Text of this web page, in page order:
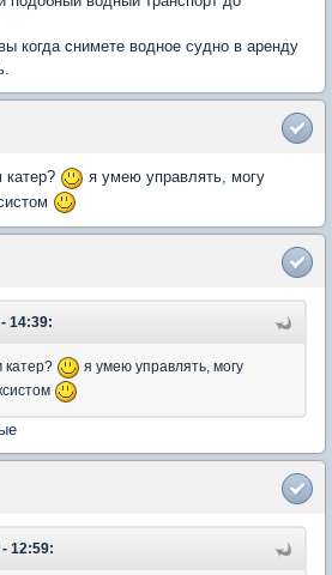
когда снимете водное судно в аренду
я умею управлять, могу
14:39:
катер?
я умею управлять, могу
12:59: